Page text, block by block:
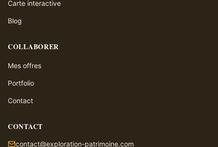
Carte interactive
Blog
COLLABORER
Mes offres
Portfolio
Contact
CONTACT
contact@exploration-patrimoine.com